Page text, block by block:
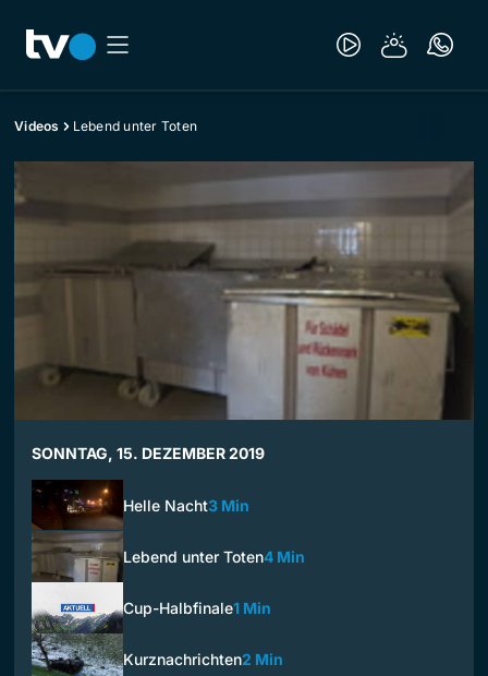
Videos Lebend unter Toten
SONNTAG, 15. DEZEMBER 2019
Helle Nacht3 Min
Lebend unter Toten4 Min
Cup-Halbfinale1 Min
Kurznachrichten2 Min